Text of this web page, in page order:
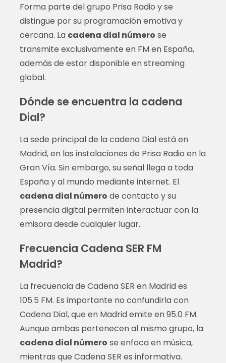
Forma parte del grupo Prisa Radio y se
distingue por su programación emotiva y
cercana. La cadena dial número se
transmite exclusivamente en FM en España,
además de estar disponible en streaming
global.
Dónde se encuentra la cadena
Dial?
La sede principal de la cadena Dial está en
Madrid, en las instalaciones de Prisa Radio en la
Gran Vía. Sin embargo, su señal llega a toda
España y al mundo mediante internet. El
cadena dial número de contacto y su
presencia digital permiten interactuar con la
emisora desde cualquier lugar.
Frecuencia Cadena SER FM
Madrid?
La frecuencia de Cadena SER en Madrid es
105.5 FM. Es importante no confundirla con
Cadena Dial, que en Madrid emite en 95.0 FM.
Aunque ambas pertenecen al mismo grupo, la
cadena dial número se enfoca en música,
mientras que Cadena SER es informativa.